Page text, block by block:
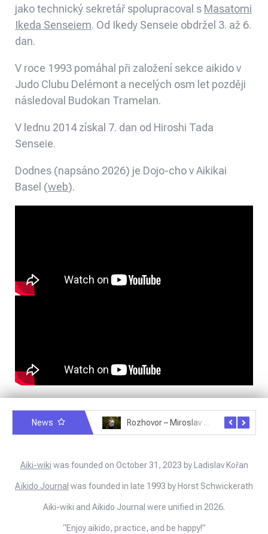
jako technický sekretář spolupracoval s Masatomi
Ikeda Senseiem. Od Ikedy Senseie obdržel 3. až 6.
dan.
V roce 1993 pomáhal při založení sekce aikido v
Judo Clubu Delémont a necelých osm let později
následoval Budokan Tramelan.
V lednu 2014 získal 7. dan od Hiroshi Tada
Senseie.
Dodnes (napsáno 2026) je Dojo-cho v Aikikai
Basel (web).
News Rozhovor – Miroslav Šmíd – 22.3.2025
Aiki-wiki was founded on October 31, 2023 by Ladislav Kořan
Aïkido Journal was founded in late 1993 by Horst Schwickerath
Aiki-wiki and Aikido Journal were unified in 2026.
“Enjoy aikido, practice, and be happy!”